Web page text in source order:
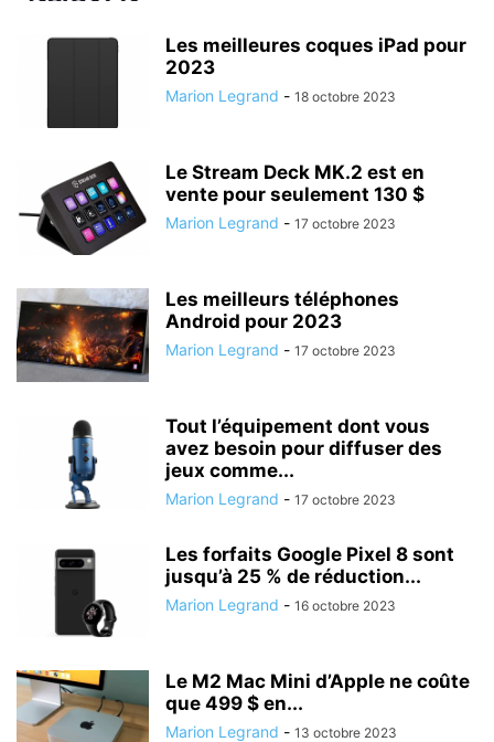
Les meilleures coques iPad pour
2023
Marion Legrand - 18 octobre 2023
Le Stream Deck MK.2 est en
vente pour seulement 130 $
Marion Legrand - 17 octobre 2023
Les meilleurs téléphones
Android pour 2023
Marion Legrand - 17 octobre 2023
Tout l’équipement dont vous
avez besoin pour diffuser des
jeux comme...
Marion Legrand - 17 octobre 2023
Les forfaits Google Pixel 8 sont
jusqu’à 25 % de réduction...
Marion Legrand - 16 octobre 2023
Le M2 Mac Mini d’Apple ne coûte
que 499 $ en...
Marion Legrand - 13 octobre 2023